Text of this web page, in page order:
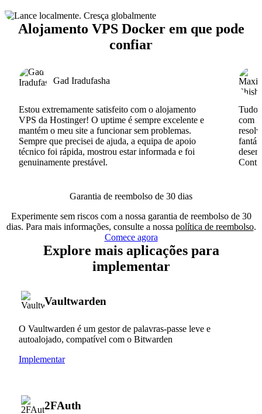
Alojamento VPS Docker em que pode
confiar
Gad Iradufasha
Estou extremamente satisfeito com o alojamento
VPS da Hostinger! O uptime é sempre excelente e
mantém o meu site a funcionar sem problemas.
Sempre que precisei de ajuda, a equipa de apoio
técnico foi rápida, mostrou estar informada e foi
genuinamente prestável.
Tudo
com
Garantia de reembolso de 30 dias
Experimente sem riscos com a nossa garantia de reembolso de 30
dias. Para mais informações, consulte a nossa política de reembolso.
Comece agora
Explore mais aplicações para
implementar
Vaultwarden
O Vaultwarden é um gestor de palavras-passe leve e
autoalojado, compatível com o Bitwarden
Implementar
2FAuth